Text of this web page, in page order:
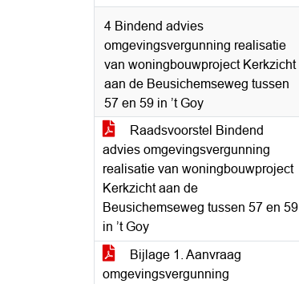
4 Bindend advies
omgevingsvergunning realisatie
van woningbouwproject Kerkzicht
aan de Beusichemseweg tussen
57 en 59 in ’t Goy
Raadsvoorstel Bindend
advies omgevingsvergunning
realisatie van woningbouwproject
Kerkzicht aan de
Beusichemseweg tussen 57 en 59
in ’t Goy
Bijlage 1. Aanvraag
omgevingsvergunning